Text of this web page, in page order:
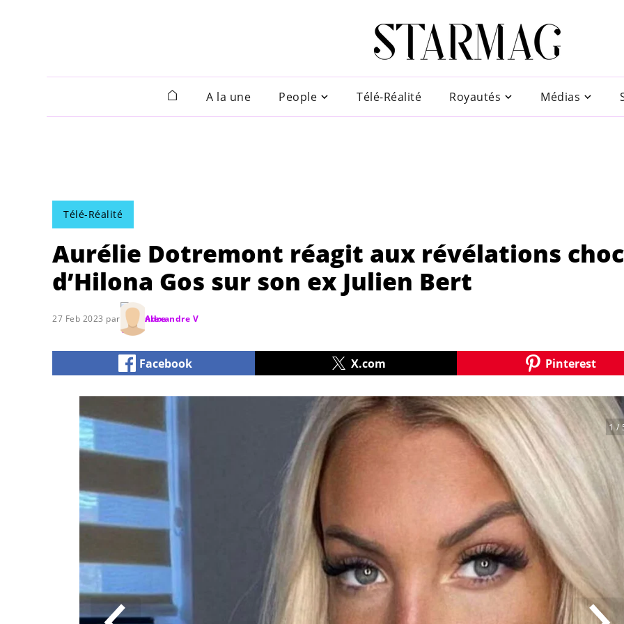
A la une People Télé-Réalité Royautés Médias
Télé-Réalité
Aurélie Dotremont réagit aux révélations choc
d’Hilona Gos sur son ex Julien Bert
27 Feb 2023 par Alexandre V
Facebook X.com Pinterest
1 /